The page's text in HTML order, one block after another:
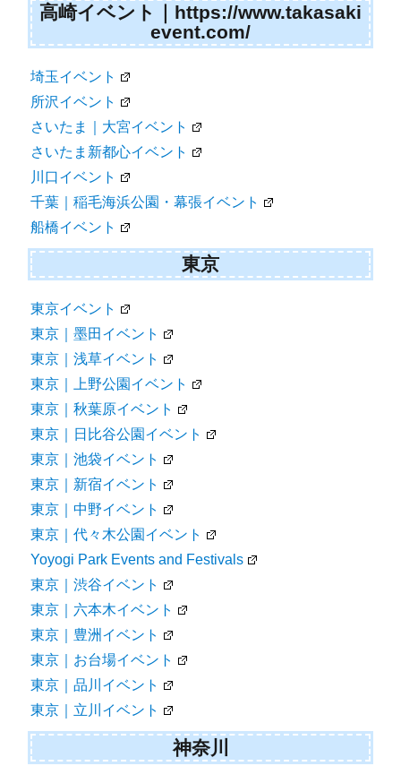
高崎イベント｜https://www.takasaki
event.com/
埼玉イベント
所沢イベント
さいたま｜大宮イベント
さいたま新都心イベント
川口イベント
千葉｜稲毛海浜公園・幕張イベント
船橋イベント
東京
東京イベント
東京｜墨田イベント
東京｜浅草イベント
東京｜上野公園イベント
東京｜秋葉原イベント
東京｜日比谷公園イベント
東京｜池袋イベント
東京｜新宿イベント
東京｜中野イベント
東京｜代々木公園イベント
Yoyogi Park Events and Festivals
東京｜渋谷イベント
東京｜六本木イベント
東京｜豊洲イベント
東京｜お台場イベント
東京｜品川イベント
東京｜立川イベント
神奈川